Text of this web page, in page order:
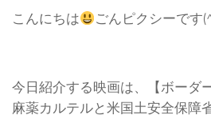
こんにちは ごんピクシーです
今日紹介する映画は、【ボーダ
麻薬カルテルと米国土安全保障